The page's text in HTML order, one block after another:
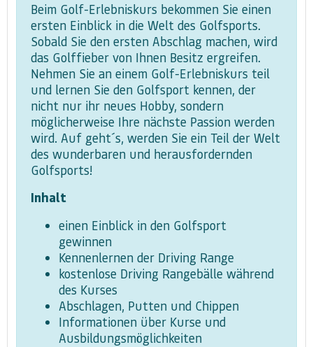
Beim Golf-Erlebniskurs bekommen Sie einen
ersten Einblick in die Welt des Golfsports.
Sobald Sie den ersten Abschlag machen, wird
das Golffieber von Ihnen Besitz ergreifen.
Nehmen Sie an einem Golf-Erlebniskurs teil
und lernen Sie den Golfsport kennen, der
nicht nur ihr neues Hobby, sondern
möglicherweise Ihre nächste Passion werden
wird. Auf geht´s, werden Sie ein Teil der Welt
des wunderbaren und herausfordernden
Golfsports!
Inhalt
einen Einblick in den Golfsport
gewinnen
Kennenlernen der Driving Range
kostenlose Driving Rangebälle während
des Kurses
Abschlagen, Putten und Chippen
Informationen über Kurse und
Ausbildungsmöglichkeiten